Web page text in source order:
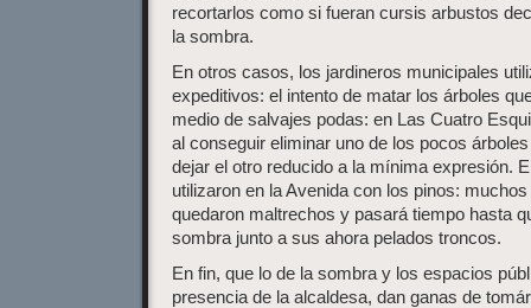
recortarlos como si fueran cursis arbustos
la sombra.
En otros casos, los jardineros municipales
expeditivos: el intento de matar los árboles
medio de salvajes podas: en Las Cuatro
al conseguir eliminar uno de los pocos
dejar el otro reducido a la mínima expresión.
utilizaron en la Avenida con los pinos:
quedaron maltrechos y pasará tiempo hasta
sombra junto a sus ahora pelados troncos.
En fin, que lo de la sombra y los espacios
presencia de la alcaldesa, dan ganas de